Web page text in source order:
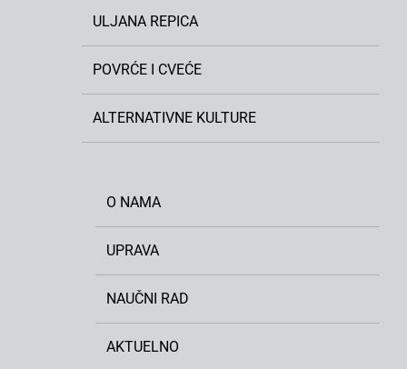
ULJANA REPICA
POVRĆE I CVEĆE
ALTERNATIVNE KULTURE
O NAMA
UPRAVA
NAUČNI RAD
AKTUELNO